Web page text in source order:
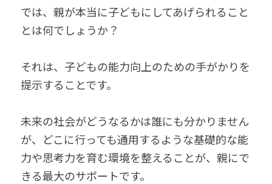
では、親が本当に子どもにしてあげられること
とは何でしょうか？
それは、子どもの能力向上のための手がかりを
提示することです。
未来の社会がどうなるかは誰にも分かりません
が、どこに行っても通用するような基礎的な能
力や思考力を育む環境を整えることが、親にで
きる最大のサポートです。